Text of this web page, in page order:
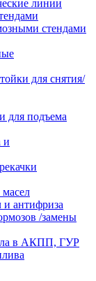
линии
стендами
для снятия/
для подъема
и
масел
и антифриза
/замены
в АКПП, ГУР